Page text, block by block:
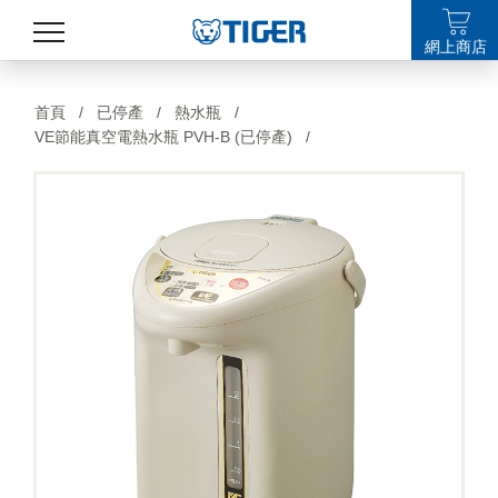
最新消息
網上商店
首頁 / 已停產 / 熱水瓶
/
VE節能真空電熱水瓶 PVH-B (已停產)
/